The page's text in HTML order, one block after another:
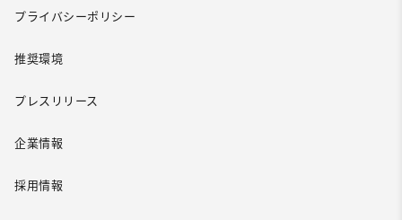
プライバシーポリシー
推奨環境
プレスリリース
企業情報
採用情報